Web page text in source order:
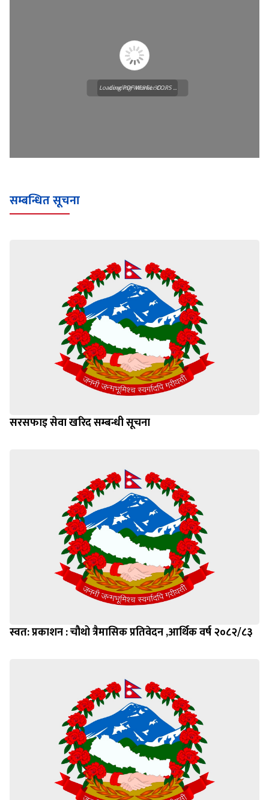
Loading WEBGL 3D ...
Loading PDF Worker CORS ...
सम्बन्धित सूचना
सरसफाइ सेवा खरिद सम्बन्धी सूचना
स्वत: प्रकाशन : चौथो त्रैमासिक प्रतिवेदन ,आर्थिक वर्ष २०८२/८३